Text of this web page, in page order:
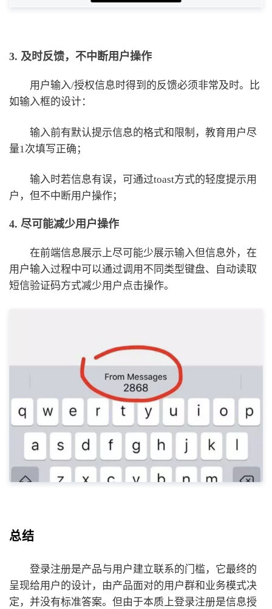
3. 及时反馈，不中断用户操作
用户输入/授权信息时得到的反馈必须非常及时。比
如输入框的设计：
输入前有默认提示信息的格式和限制，教育用户尽
量1次填写正确；
输入时若信息有误，可通过toast方式的轻度提示用
户，但不中断用户操作；
4. 尽可能减少用户操作
在前端信息展示上尽可能少展示输入但信息外，在
用户输入过程中可以通过调用不同类型键盘、自动读取
短信验证码方式减少用户点击操作。
总结
登录注册是产品与用户建立联系的门槛，它最终的
呈现给用户的设计，由产品面对的用户群和业务模式决
定，并没有标准答案。但由于本质上登录注册是信息授